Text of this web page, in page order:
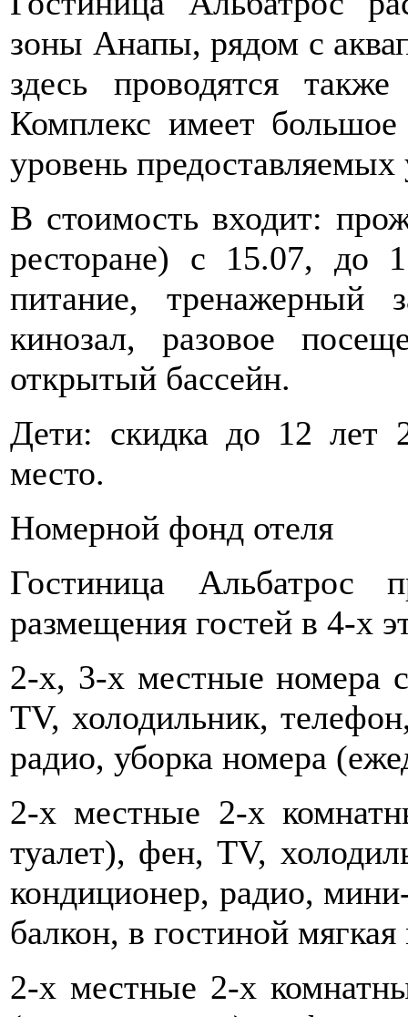
зоны Анапы, рядом с
здесь проводятся
Комплекс имеет
уровень предоставляемых
В стоимость входит:
ресторане) с 15.07, до
питание, тренажерный
кинозал, разовое
открытый бассейн.
Дети: скидка до 12 лет
место.
Номерной фонд отеля
Гостиница Альбатрос
размещения гостей в 4-х
2-х, 3-х местные номера
TV, холодильник,
радио, уборка номера
2-х местные 2-х
туалет), фен, TV,
кондиционер, радио,
балкон, в гостиной
2-х местные 2-х